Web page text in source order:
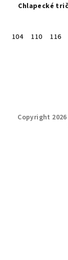
Chlapecké
104 110 116
Copyright